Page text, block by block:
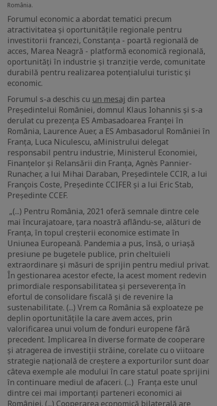
România.
Forumul economic a abordat tematici precum
atractivitatea și oportunitățile regionale pentru
investitorii francezi, Constanța - poartă regională de
acces, Marea Neagră - platformă economică regională,
oportunități în industrie și tranziție verde, comunitate
durabilă pentru realizarea potențialului turistic și
economic.
Forumul s-a deschis cu un mesaj din partea
Președintelui României, domnul Klaus Iohannis și s-a
derulat cu prezența ES Ambasadoarea Franței în
România, Laurence Auer, a ES Ambasadorul României în
Franța, Luca Niculescu, aMinistrului delegat
responsabil pentru industrie, Ministerul Economiei,
Finanțelor și Relansării din Franța, Agnès Pannier-
Runacher, a lui Mihai Daraban, Președintele CCIR, a lui
François Coste, Președinte CCIFER și a lui Eric Stab,
Președinte CCEF.
„(...) Pentru România, 2021 oferă semnale dintre cele
mai încurajatoare, țara noastră aflându-se, alături de
Franța, în topul creșterii economice estimate în
Uniunea Europeană. Pandemia a pus, însă, o uriașă
presiune pe bugetele publice, prin cheltuieli
extraordinare și măsuri de sprijin pentru mediul privat.
În gestionarea acestor efecte, la acest moment redevin
primordiale responsabilitatea și perseverența în
efortul de consolidare fiscală și de revenire la
sustenabilitate. (...) Vrem ca România să exploateze pe
deplin oportunitățile la care avem acces, prin
valorificarea unui volum de fonduri europene fără
precedent. Implicarea în diverse formate de cooperare
și atragerea de investiții străine, corelate cu o viitoare
strategie națională de creștere a exporturilor sunt doar
câteva exemple ale modului în care statul poate sprijini
în continuare mediul de afaceri. (...) Franța este unul
dintre cei mai importanți parteneri economici ai
României. (...) Cooperarea economică bilaterală are